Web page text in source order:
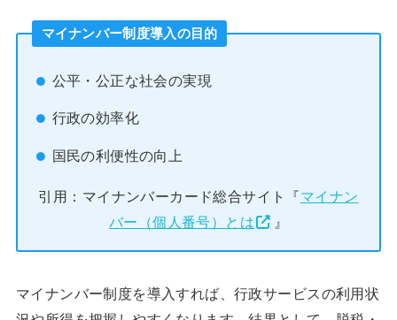
マイナンバー制度導入の目的
公平・公正な社会の実現
行政の効率化
国民の利便性の向上
引用：マイナンバーカード総合サイト『マイナン
バー（個人番号）とは
』
マイナンバー制度を導入すれば、行政サービスの利用状